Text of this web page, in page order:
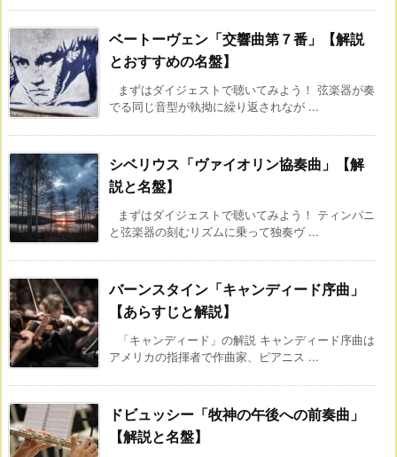
ベートーヴェン「交響曲第７番」【解説
とおすすめの名盤】
まずはダイジェストで聴いてみよう！ 弦楽器が奏
でる同じ音型が執拗に繰り返されなが ...
シベリウス「ヴァイオリン協奏曲」【解
説と名盤】
まずはダイジェストで聴いてみよう！ ティンパニ
と弦楽器の刻むリズムに乗って独奏ヴ ...
バーンスタイン「キャンディード序曲」
【あらすじと解説】
「キャンディード」の解説 キャンディード序曲は
アメリカの指揮者で作曲家、ピアニス ...
ドビュッシー「牧神の午後への前奏曲」
【解説と名盤】